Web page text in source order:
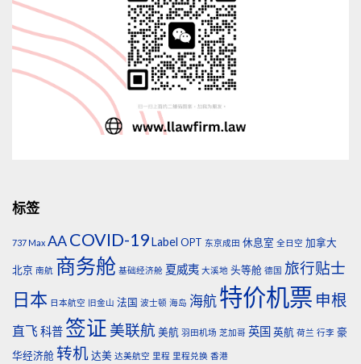
标签
737 Max AACOVID-19Label OPT 东京成田 休息室 全日空 加拿大
北京 南航 商务舱 基础经济舱 夏威夷 大溪地 头等舱 德国 旅行贴士
日本 日本航空 旧金山 法国 波士顿 海岛 海航特价机票 申根
直飞 科普 签证 美联航 美航 羽田机场 芝加哥 英国 英航 荷兰 行李 豪
华经济舱 转机达美 达美航空 里程 里程兑换 香港